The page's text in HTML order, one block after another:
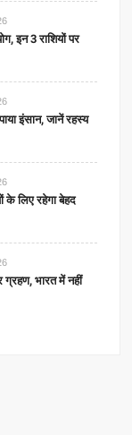
इन 3 राशियों पर
इंसान, जानें रहस्य
के लिए रहेगा बेहद
ग्रहण, भारत में नहीं